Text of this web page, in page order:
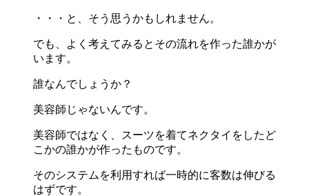
・・・と、そう思うかもしれません。
でも、よく考えてみるとその流れを作った誰かが
います。
誰なんでしょうか？
美容師じゃないんです。
美容師ではなく、スーツを着てネクタイをしたど
こかの誰かが作ったものです。
そのシステムを利用すれば一時的に客数は伸びる
はずです。